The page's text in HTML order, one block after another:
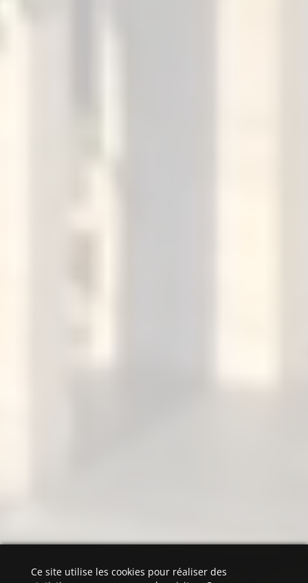
Ce site utilise les cookies pour réaliser des